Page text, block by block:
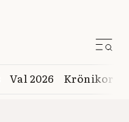
Val 2026 Krönikor